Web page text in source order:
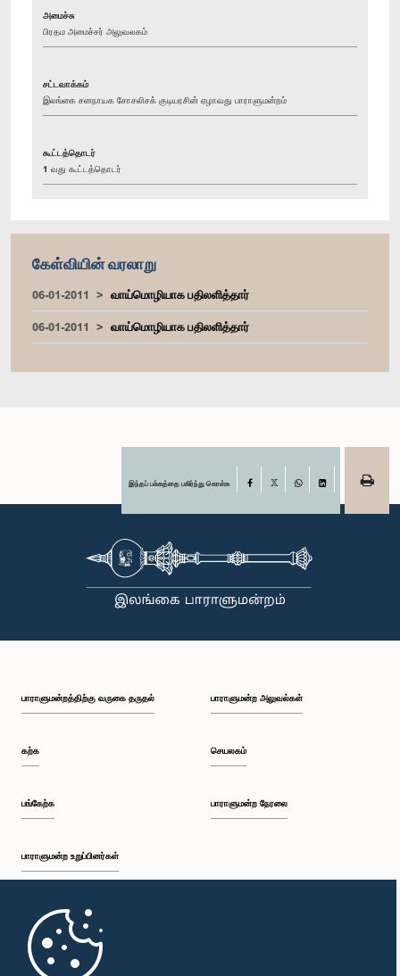
அமைச்சு
பிரதம அமைச்சர் அலுவலகம்
சட்டவாக்கம்
இலங்கை சனநாயக சோசலிசக் குடியரசின் ஏழாவது பாராளுமன்றம்
கூட்டத்தொடர்
1 வது கூட்டத்தொடர்
கேள்வியின் வரலாறு
06-01-2011
வாய்மொழியாக பதிலளித்தார்
06-01-2011
வாய்மொழியாக பதிலளித்தார்
இந்தப் பக்கத்தை பகிர்ந்து கொள்க Facebook
பாராளுமன்றத்திற்கு வருகை தருதல்
கற்க
பங்கேற்க
பாராளுமன்ற உறுப்பினர்கள்
முதற்பக்கம்
பாராளுமன்ற அலுவல்கள்
செயலகம்
பாராளுமன்ற நேரலை